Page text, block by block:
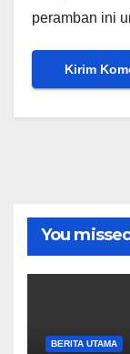
peramban ini
You
BERITA UTAMA